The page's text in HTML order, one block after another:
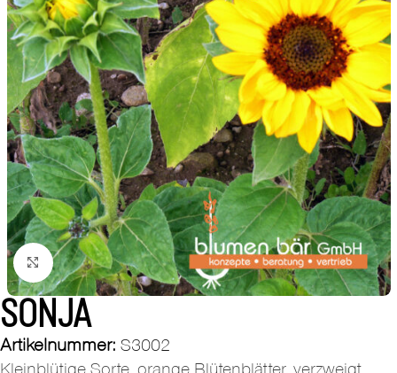
Zum Vergrößern klicken
SONJA
Artikelnummer: S3002